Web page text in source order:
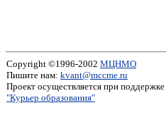
Copyright ©1996-2002 МЦНМО
Пишите нам: kvant@mccme.ru
Проект осуществляется при поддержке
"Курьер образования"